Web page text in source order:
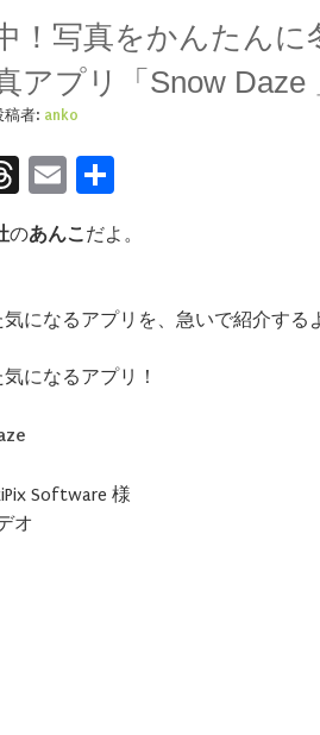
！写真をかんたんに
アプリ「Snow Daze
稿者: anko
Threads
Email
のあんこだよ。
になるアプリを、急いで紹介する
になるアプリ！
Software 様
オ